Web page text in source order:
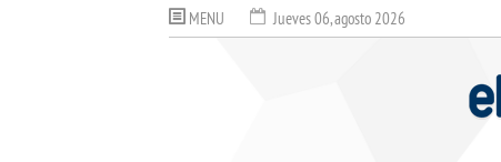
MENU Jueves 06, agosto 2026